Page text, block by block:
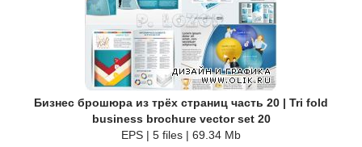
Бизнес брошюра из трёх страниц часть 20 | Tri fold
business brochure vector set 20
EPS | 5 files | 69.34 Mb